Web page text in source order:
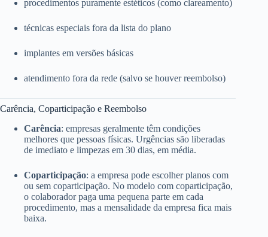
procedimentos puramente estéticos (como clareamento)
técnicas especiais fora da lista do plano
implantes em versões básicas
atendimento fora da rede (salvo se houver reembolso)
Carência, Coparticipação e Reembolso
Carência: empresas geralmente têm condições
melhores que pessoas físicas. Urgências são liberadas
de imediato e limpezas em 30 dias, em média.
Coparticipação: a empresa pode escolher planos com
ou sem coparticipação. No modelo com coparticipação,
o colaborador paga uma pequena parte em cada
procedimento, mas a mensalidade da empresa fica mais
baixa.